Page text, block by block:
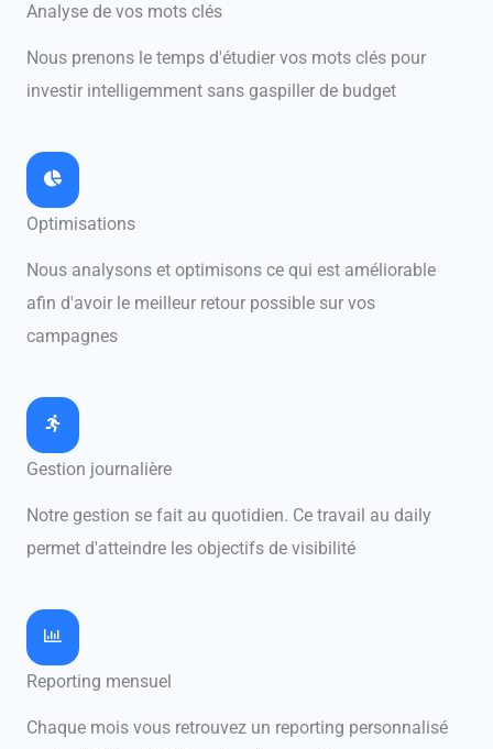
Analyse de vos mots clés
Nous prenons le temps d'étudier vos mots clés pour
investir intelligemment sans gaspiller de budget
Optimisations
Nous analysons et optimisons ce qui est améliorable
afin d'avoir le meilleur retour possible sur vos
campagnes
Gestion journalière
Notre gestion se fait au quotidien. Ce travail au daily
permet d'atteindre les objectifs de visibilité
Reporting mensuel
Chaque mois vous retrouvez un reporting personnalisé